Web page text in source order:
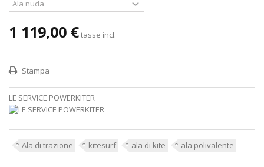
1 119,00 €tasse incl.
Stampa
LE SERVICE POWERKITER
Ala di trazione kitesurf ala di kite ala polivalente